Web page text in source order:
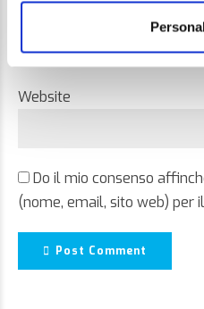
Website
Do il mio consenso
(nome, email, sito web) per
Post Comment